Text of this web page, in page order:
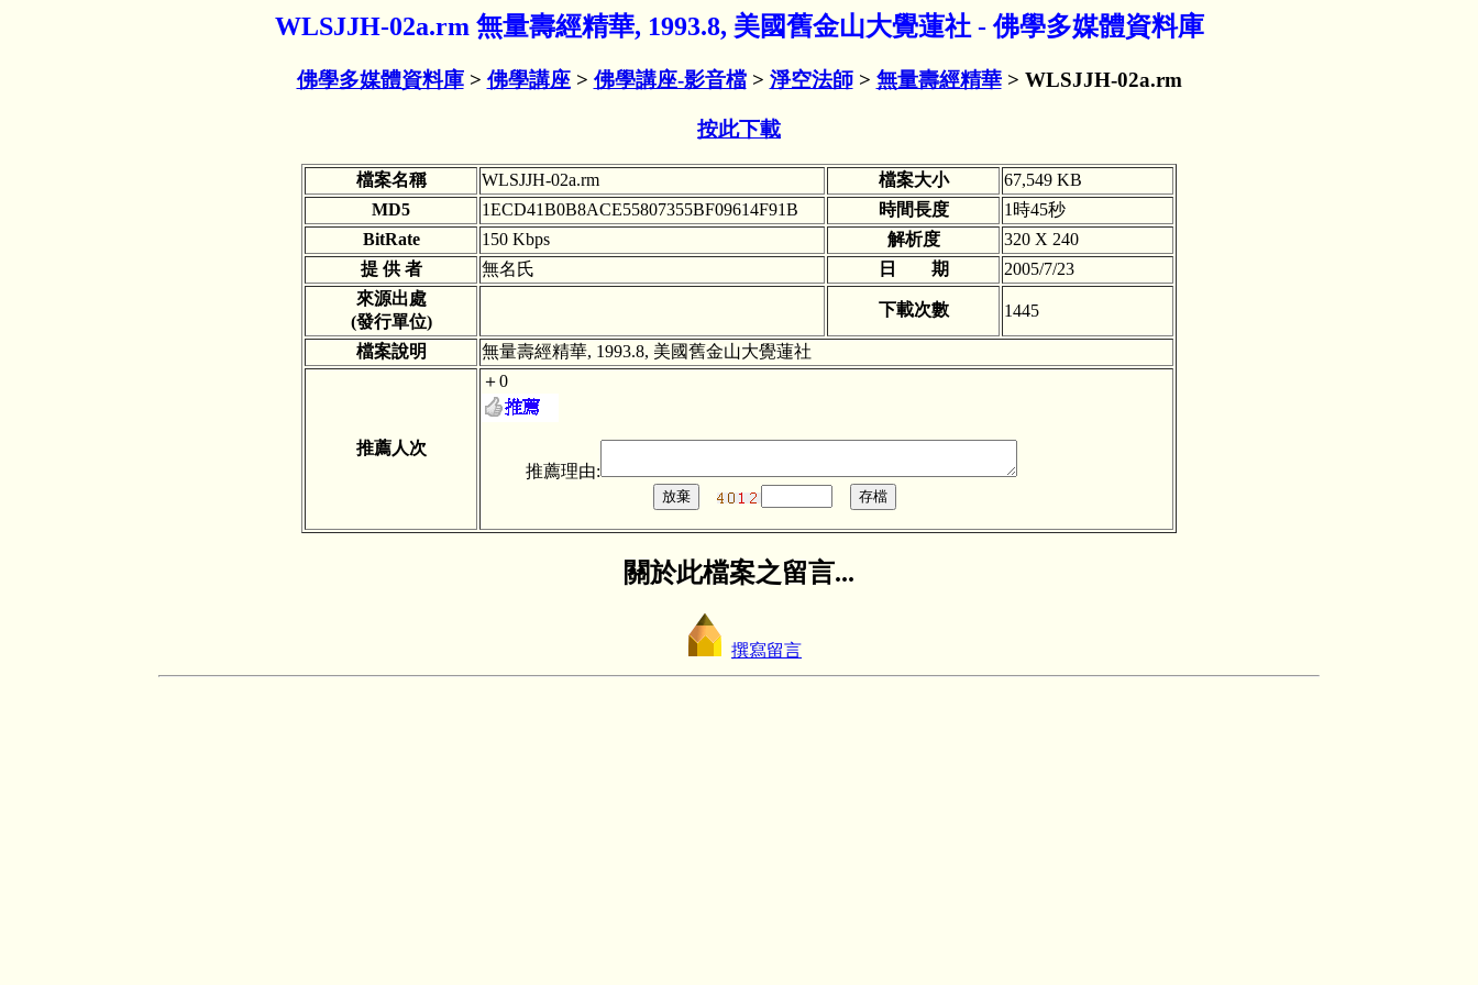
WLSJJH-02a.rm 無量壽經精華, 1993.8, 美國舊金山大覺蓮社 - 佛學多媒體資料庫
佛學多媒體資料庫> 佛學講座> 佛學講座-影音檔> 淨空法師> 無量壽經精華> WLSJJH-02a.rm
按此下載
檔案名稱 WLSJJH-02a.rm 檔案大小
67,549 KB
MD5
1ECD41B0B8ACE55807355BF09614F91B 時間長度
1時45秒
BitRate
150 Kbps 解析度
320 X 240
提 供 者
無名氏 日 期
2005/7/23
來源出處
(發行單位)
下載次數 1445
檔案說明 無量壽經精華, 1993.8, 美國舊金山大覺蓮社
推薦人次
＋0
推薦理由:
關於此檔案之留言...
撰寫留言